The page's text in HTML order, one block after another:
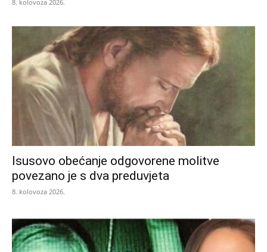
8. kolovoza 2026.
Isusovo obećanje odgovorene molitve
povezano je s dva preduvjeta
8. kolovoza 2026.